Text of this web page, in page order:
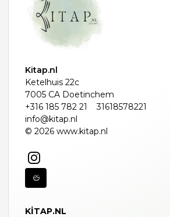
Kitap.nl
Ketelhuis 22c
7005 CA Doetinchem
+316 185 782 21
31618578221
info@kitap.nl
© 2026 www.kitap.nl
KITAP.NL